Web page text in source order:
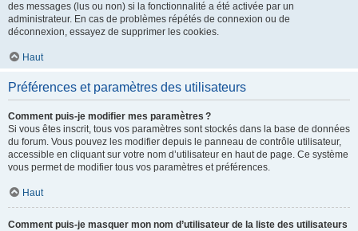
des messages (lus ou non) si la fonctionnalité a été activée par un
administrateur. En cas de problèmes répétés de connexion ou de
déconnexion, essayez de supprimer les cookies.
Haut
Préférences et paramètres des utilisateurs
Comment puis-je modifier mes paramètres ?
Si vous êtes inscrit, tous vos paramètres sont stockés dans la base de données
du forum. Vous pouvez les modifier depuis le panneau de contrôle utilisateur,
accessible en cliquant sur votre nom d’utilisateur en haut de page. Ce système
vous permet de modifier tous vos paramètres et préférences.
Haut
Comment puis-je masquer mon nom d’utilisateur de la liste des utilisateurs